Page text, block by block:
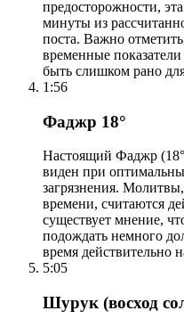
предосторожности,
минуты из
поста. Важно
временные
быть слишком рано
1:56
Фаджр 18°
Настоящий Фаджр
виден при
загрязнения.
времени, считаются
существует мнение,
подождать немного
время действительно
5:05
Шурук (восход